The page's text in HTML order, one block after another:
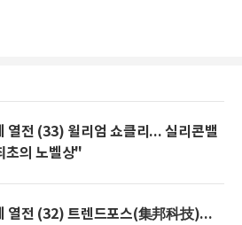
열전 (33) 윌리엄 쇼클리... 실리콘밸
초의 노벨상"
열전 (32) 트렌드포스(集邦科技)...